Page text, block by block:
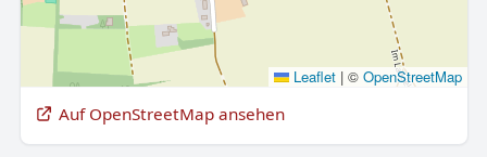
Leaflet |© OpenStreetMap
Auf OpenStreetMap ansehen